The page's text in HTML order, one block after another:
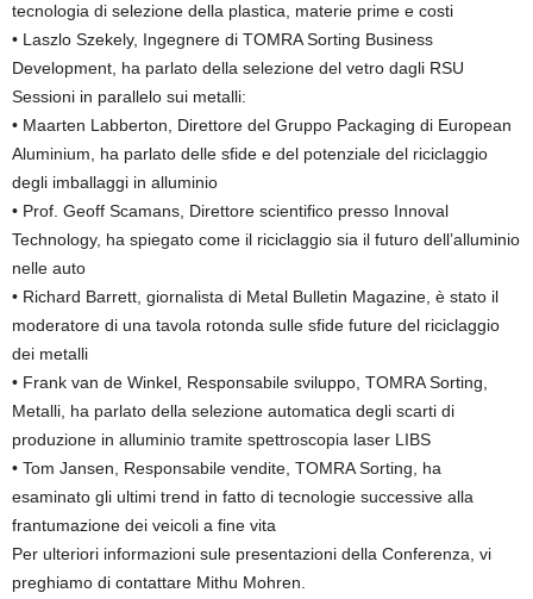
tecnologia di selezione della plastica, materie prime e costi
• Laszlo Szekely, Ingegnere di TOMRA Sorting Business
Development, ha parlato della selezione del vetro dagli RSU
Sessioni in parallelo sui metalli:
• Maarten Labberton, Direttore del Gruppo Packaging di European
Aluminium, ha parlato delle sfide e del potenziale del riciclaggio
degli imballaggi in alluminio
• Prof. Geoff Scamans, Direttore scientifico presso Innoval
Technology, ha spiegato come il riciclaggio sia il futuro dell’alluminio
nelle auto
• Richard Barrett, giornalista di Metal Bulletin Magazine, è stato il
moderatore di una tavola rotonda sulle sfide future del riciclaggio
dei metalli
• Frank van de Winkel, Responsabile sviluppo, TOMRA Sorting,
Metalli, ha parlato della selezione automatica degli scarti di
produzione in alluminio tramite spettroscopia laser LIBS
• Tom Jansen, Responsabile vendite, TOMRA Sorting, ha
esaminato gli ultimi trend in fatto di tecnologie successive alla
frantumazione dei veicoli a fine vita
Per ulteriori informazioni sule presentazioni della Conferenza, vi
preghiamo di contattare Mithu Mohren.